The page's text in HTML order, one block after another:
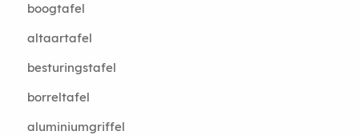
boogtafel
altaartafel
besturingstafel
borreltafel
aluminiumgriffel